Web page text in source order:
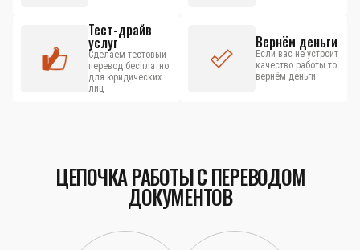
Тест-драйв
услуг
Сделаем тестовый
перевод бесплатно
для юридических
лиц
Вернём деньги
Если вас не устроит
качество работы то
вернём деньги
ЦЕПОЧКА РАБОТЫ С ПЕРЕВОДОМ
ДОКУМЕНТОВ